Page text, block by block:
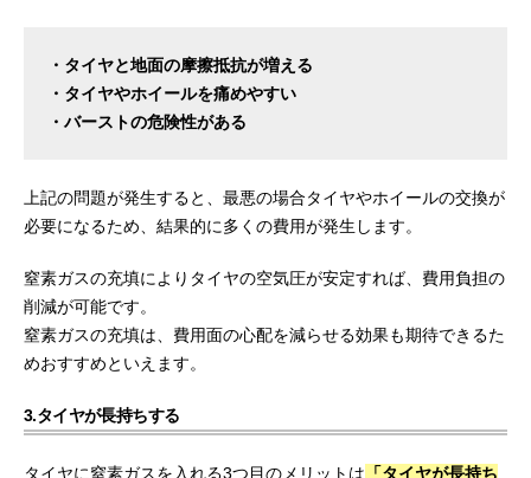
・タイヤと地面の摩擦抵抗が増える
・タイヤやホイールを痛めやすい
・バーストの危険性がある
上記の問題が発生すると、最悪の場合タイヤやホイールの交換が
必要になるため、結果的に多くの費用が発生します。
窒素ガスの充填によりタイヤの空気圧が安定すれば、費用負担の
削減が可能です。
窒素ガスの充填は、費用面の心配を減らせる効果も期待できるた
めおすすめといえます。
3.タイヤが長持ちする
タイヤに窒素ガスを入れる3つ目のメリットは 「タイヤが長持ち